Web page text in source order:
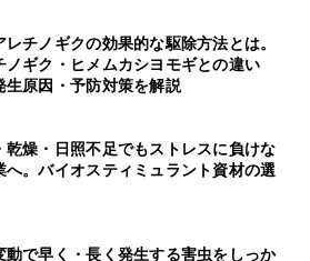
レチノギクの効果的な駆除方法とは。
ノギク・ヒメムカシヨモギとの違い
生原因・予防対策を解説
乾燥・日照不足でもストレスに負けな
へ。バイオスティミュラント資材の選
動で早く・長く発生する害虫をしっか